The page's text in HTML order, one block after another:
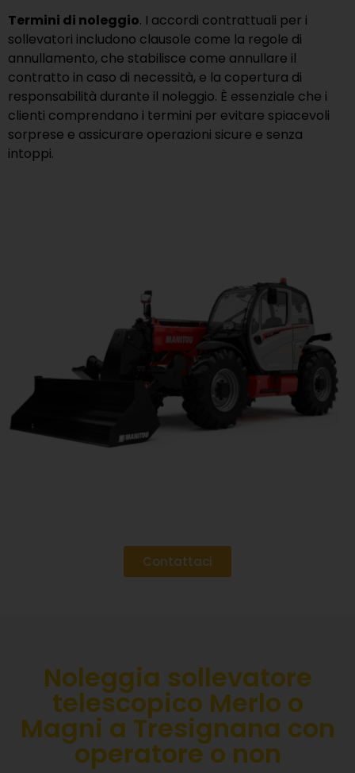
Termini di noleggio. I accordi contrattuali per i
sollevatori includono clausole come la regole di
annullamento, che stabilisce come annullare il
contratto in caso di necessità, e la copertura di
responsabilità durante il noleggio. È essenziale che i
clienti comprendano i termini per evitare spiacevoli
sorprese e assicurare operazioni sicure e senza
intoppi.
Contattaci
Noleggia sollevatore
telescopico Merlo o
Magni a Tresignana con
operatore o non